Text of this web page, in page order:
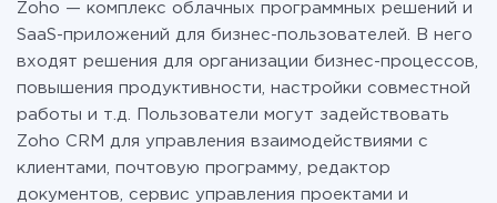
Zoho — комплекс облачных программных решений и
SaaS-приложений для бизнес-пользователей. В него
входят решения для организации бизнес-процессов,
повышения продуктивности, настройки совместной
работы и т.д. Пользователи могут задействовать
Zoho CRM для управления взаимодействиями с
клиентами, почтовую программу, редактор
документов, сервис управления проектами и